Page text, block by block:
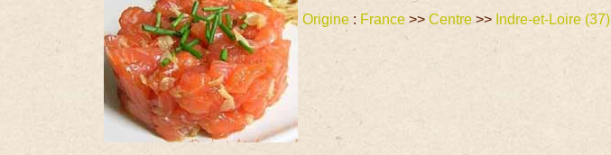
Origine : France >>Centre >> Indre-et-Loire (37)